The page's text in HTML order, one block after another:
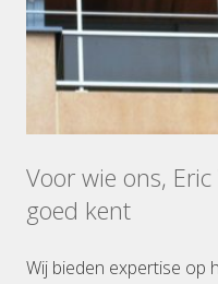
Voor wie ons,
goed kent
Wij bieden expertise op